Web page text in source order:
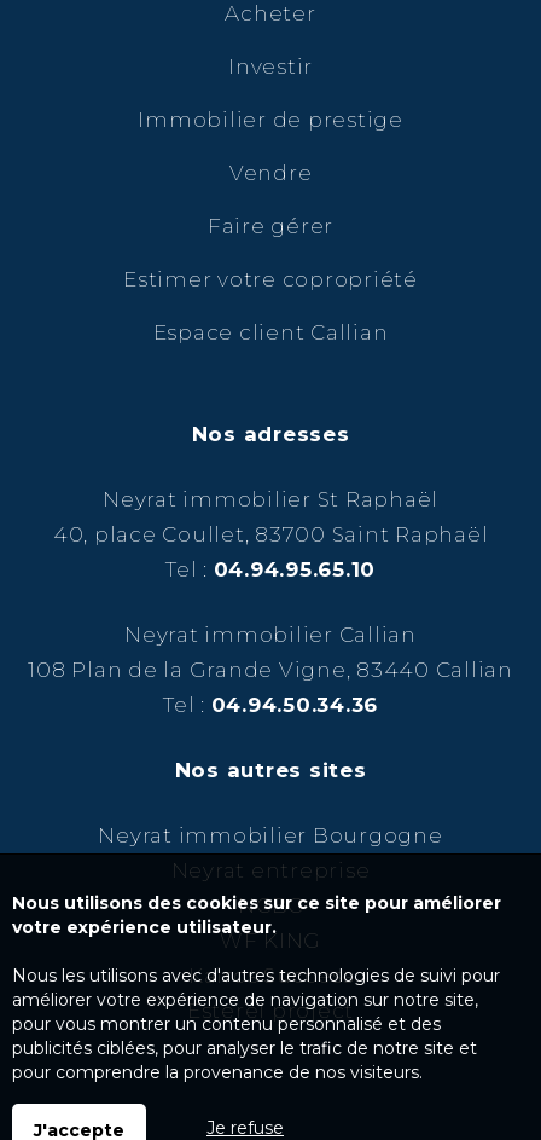
Acheter
Investir
Immobilier de prestige
Vendre
Faire gérer
Estimer votre copropriété
Espace client Callian
Nos adresses
Neyrat immobilier St Raphaël
40, place Coullet, 83700 Saint Raphaël
Tel : 04.94.95.65.10
Neyrat immobilier Callian
108 Plan de la Grande Vigne, 83440 Callian
Tel : 04.94.50.34.36
Nos autres sites
Neyrat immobilier Bourgogne
Neyrat entreprise
NCBC
WF KING
Kairos Success
Esterel project
Nous utilisons des cookies sur ce site pour améliorer
votre expérience utilisateur.
Nous les utilisons avec d'autres technologies de suivi pour
améliorer votre expérience de navigation sur notre site,
pour vous montrer un contenu personnalisé et des
publicités ciblées, pour analyser le trafic de notre site et
pour comprendre la provenance de nos visiteurs.
J'accepte Je refuse